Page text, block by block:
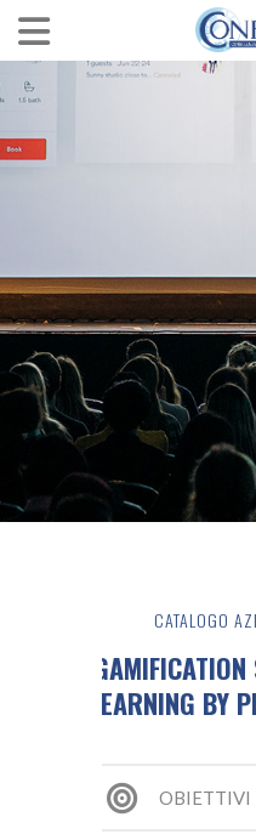
CATALOGO
LEARNING BY
OBIETTIVI